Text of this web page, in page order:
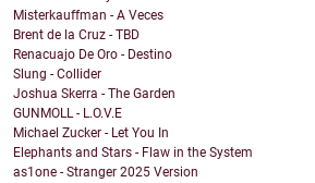
Misterkauffman - A Veces
Brent de la Cruz - TBD
Renacuajo De Oro - Destino
Slung - Collider
Joshua Skerra - The Garden
GUNMOLL - L.O.V.E
Michael Zucker - Let You In
Elephants and Stars - Flaw in the System
as1one - Stranger 2025 Version